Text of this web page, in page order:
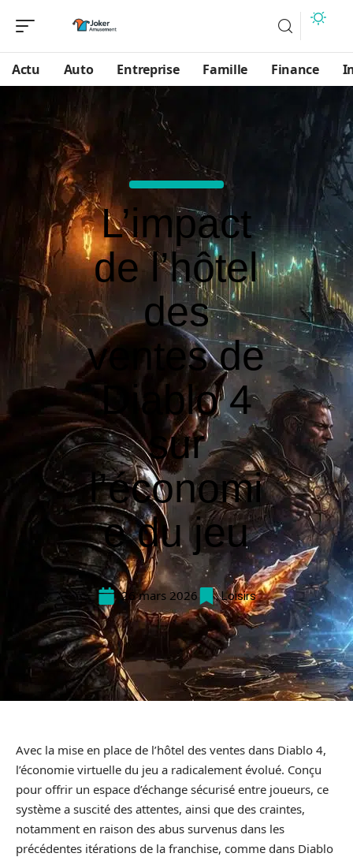
Actu Auto Entreprise Famille Finance
L’impact
de l’hôtel
des
ventes de
Diablo 4
sur
l’économi
e du jeu
26 mars 2026 Loisirs
Avec la mise en place de l’hôtel des ventes dans Diablo 4,
l’économie virtuelle du jeu a radicalement évolué. Conçu
pour offrir un espace d’échange sécurisé entre joueurs, ce
système a suscité des attentes, ainsi que des craintes,
notamment en raison des abus survenus dans les
précédentes itérations de la franchise, comme dans Diablo